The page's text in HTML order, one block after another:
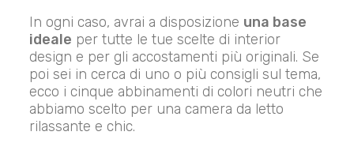
In ogni caso, avrai a disposizione una base
ideale per tutte le tue scelte di interior
design e per gli accostamenti più originali. Se
poi sei in cerca di uno o più consigli sul tema,
ecco i cinque abbinamenti di colori neutri che
abbiamo scelto per una camera da letto
rilassante e chic.